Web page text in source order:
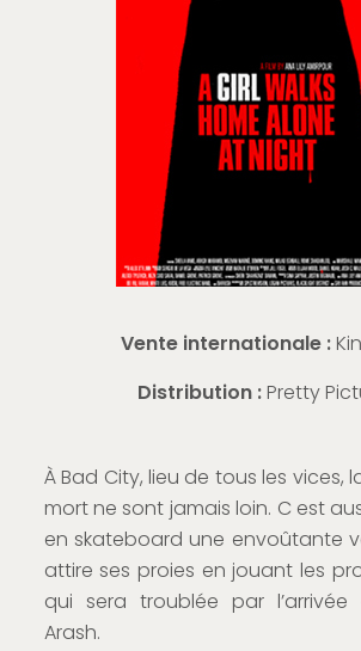
Vente internationale :
Distribution :Pretty
À Bad City, lieu de tous les vices,
mort ne sont jamais loin. C est
en skateboard une envoûtante
attire ses proies en jouant les
qui sera troublée par
Arash.